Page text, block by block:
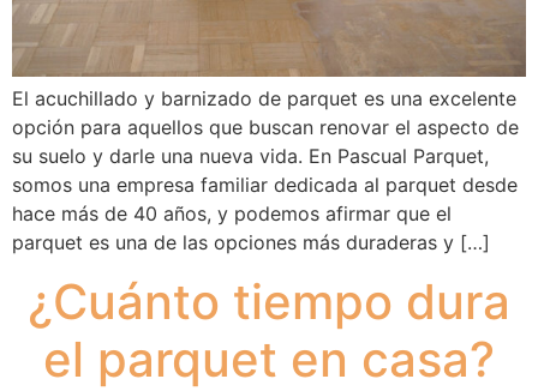
El acuchillado y barnizado de parquet es una excelente
opción para aquellos que buscan renovar el aspecto de
su suelo y darle una nueva vida. En Pascual Parquet,
somos una empresa familiar dedicada al parquet desde
hace más de 40 años, y podemos afirmar que el
parquet es una de las opciones más duraderas y […]
¿Cuánto tiempo dura
el parquet en casa?